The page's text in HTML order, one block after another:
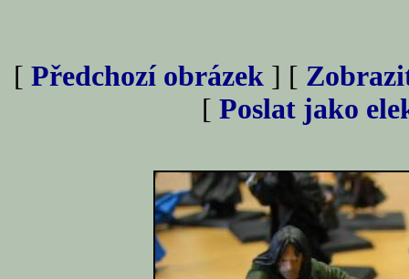
[ Předchozí obrázek ] [
[ Poslat jako